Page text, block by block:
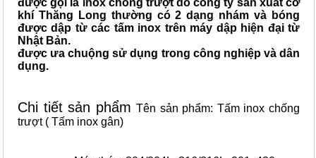
được gọi là inox chống trượtdo công ty sản xuất cơ
khí Thăng Long thường có 2 dạng nhám và bóng
được dập từ các tấm inox trên máy dập hiện đại từ
Nhật Bản.
được ưa chuộng sử dụng trong công nghiệp và dân
dụng.
Chi tiết sản phẩmTên sản phẩm: Tấm inox chống
trượt( Tấm inox gân)